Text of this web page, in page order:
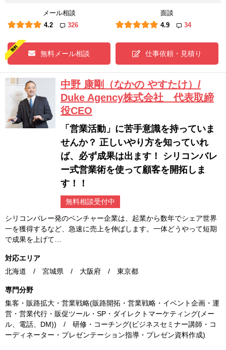
メール相談
4.2
326
面談
4.9
34
無料メール相談 仕事依頼・見積り
中野 康剛（なかの やすたけ）/
Duke Agency株式会社 代表取締
役CEO
「営業活動」に苦手意識を持っていま
せんか？ 正しいやり方を知っていれ
ば、必ず成果は出ます！ シリコンバレ
ー式営業術を使って顧客を開拓しま
す！！
無料相談受付中
シリコンバレー発のベンチャー企業は、起業から数年でシェア世界
一を獲得するなど、急速に売上を伸ばします。一体どうやって短期
で成果を上げて…
対応エリア
北海道 / 宮城県 / 大阪府 / 東京都
専門分野
集客・販路拡大・営業戦略(販路開拓・営業戦略・イベント企画・運
営・営業代行・販促ツール・SP・ダイレクトマーケティング(メー
ル、電話、DM)) / 研修・コーチング(ビジネスセミナー講師・コ
ーディネーター・プレゼンテーション指導・プレゼン資料作成)